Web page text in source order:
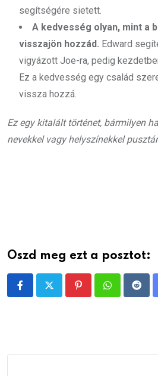
segítségére sietett.
A kedvesség olyan, mint a
visszajön hozzád. Edward
vigyázott Joe-ra, pedig
Ez a kedvesség egy család
vissza hozzá.
Ez egy kitalált történet, bármilyen
nevekkel vagy helyszínekkel
Oszd meg ezt a posztot:
PinterestWhatsapp